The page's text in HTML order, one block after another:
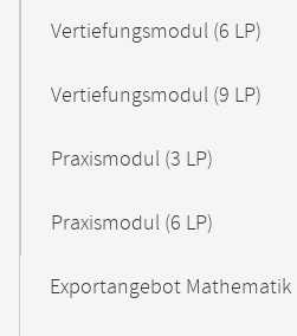
Vertiefungsmodul (6 LP)
Vertiefungsmodul (9 LP)
Praxismodul (3 LP)
Praxismodul (6 LP)
Exportangebot Mathematik